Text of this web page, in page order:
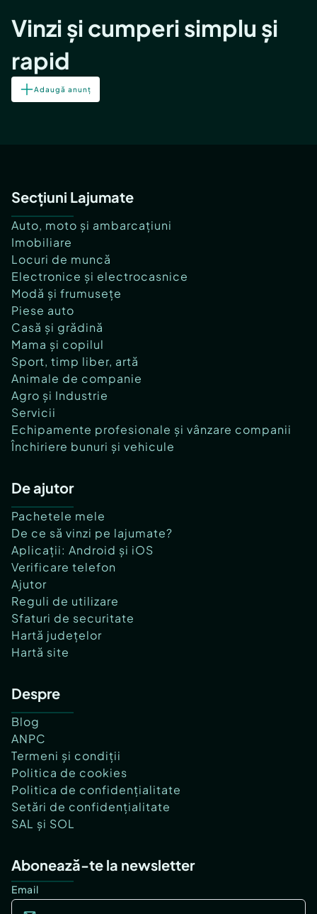
Vinzi și cumperi simplu și
rapid
Adaugă anunț
Secțiuni Lajumate
Auto, moto și ambarcațiuni
Imobiliare
Locuri de muncă
Electronice și electrocasnice
Modă și frumusețe
Piese auto
Casă și grădină
Mama și copilul
Sport, timp liber, artă
Animale de companie
Agro și Industrie
Servicii
Echipamente profesionale și vânzare companii
Închiriere bunuri și vehicule
De ajutor
Pachetele mele
De ce să vinzi pe lajumate?
Aplicații: Android și iOS
Verificare telefon
Ajutor
Reguli de utilizare
Sfaturi de securitate
Hartă județelor
Hartă site
Despre
Blog
ANPC
Termeni și condiții
Politica de cookies
Politica de confidențialitate
Setări de confidențialitate
SAL și SOL
Abonează-te la newsletter
Email